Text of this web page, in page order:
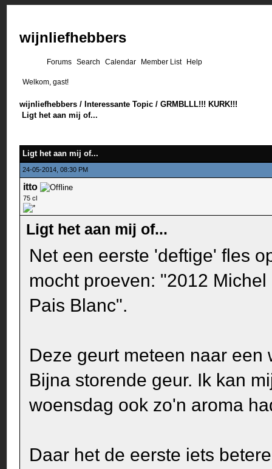
wijnliefhebbers
Forums Search Calendar Member List Help
Welkom, gast!
wijnliefhebbers / Interessante Topic /GRMBLLL!!! KURK!!!
Ligt het aan mij of...
Ligt het aan mij of...
24-05-2014, 08:30 PM
itto
75 cl
Ligt het aan mij of...
Net een eerste 'deftige' fles
mocht proeven: "2012
Pais Blanc".
Deze geurt meteen naar
Bijna storende geur. Ik kan
woensdag ook zo'n aroma
Daar het de eerste iets